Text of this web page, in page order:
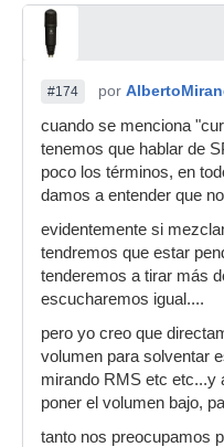
#174 por
cuando se menciona
tenemos que hablar de
poco los términos, en
damos a entender que
evidentemente si
tendremos que estar
tenderemos a tirar más
escucharemos igual....
pero yo creo que
volumen para solventar
mirando RMS etc etc...y
poner el volumen bajo,
tanto nos preocupamos